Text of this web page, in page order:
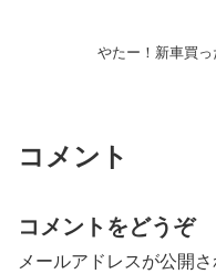
やたー！新車買っ
コメント
コメントをどうぞ
メールアドレスが公開